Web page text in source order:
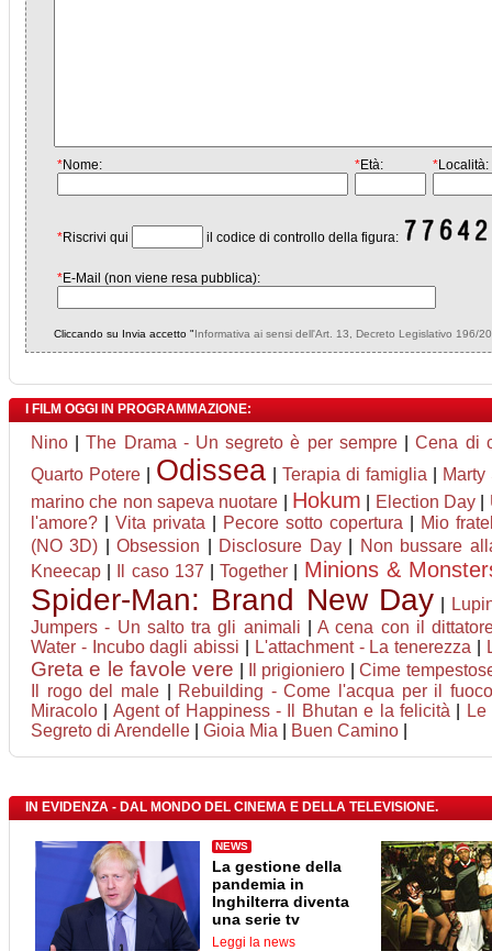
*Nome: *Età: *Località:
*Riscrivi qui il codice di controllo della figura:
*E-Mail (non viene resa pubblica):
Cliccando su Invia accetto "Informativa ai sensi dell'Art. 13, Decreto Legislativo 196/
I FILM OGGI IN PROGRAMMAZIONE:
Nino |The Drama - Un segreto è per sempre|Cena di
Quarto Potere
Odissea Terapia di famiglia
Marty
marino che non sapeva nuotare
Hokum Election Day
l'amore?
Vita privata Pecore sotto copertura
Mio
(NO 3D) |Obsession Disclosure Day|
Non bussare
Kneecap
Il caso 137 |Together Minions &
Spider-Man: Brand New Day
Jumpers - Un salto tra gli animali |A cena con il
Water - Incubo dagli abissi
L'attachment - La tenerezza
Greta e le favole vere Il prigioniero |Cime
Il rogo del male|
Rebuilding - Come l'acqua per il fuoco
Miracolo
Agent of Happiness - Il Bhutan e la felicità
Segreto di Arendelle
Gioia Mia Buen Camino
IN EVIDENZA - DAL MONDO DEL CINEMA E DELLA TELEVISIONE.
NEWS
La gestione della
pandemia in
Inghilterra diventa
una serie tv
Leggi la news